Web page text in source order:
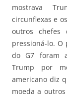
mostrava
circunflexas e
outros
pressioná-lo.
do G7 foram
Trump por
americano diz
moeda a